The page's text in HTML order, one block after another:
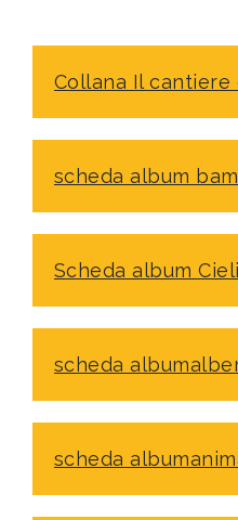
Collana Il
scheda album
Scheda album
scheda
scheda